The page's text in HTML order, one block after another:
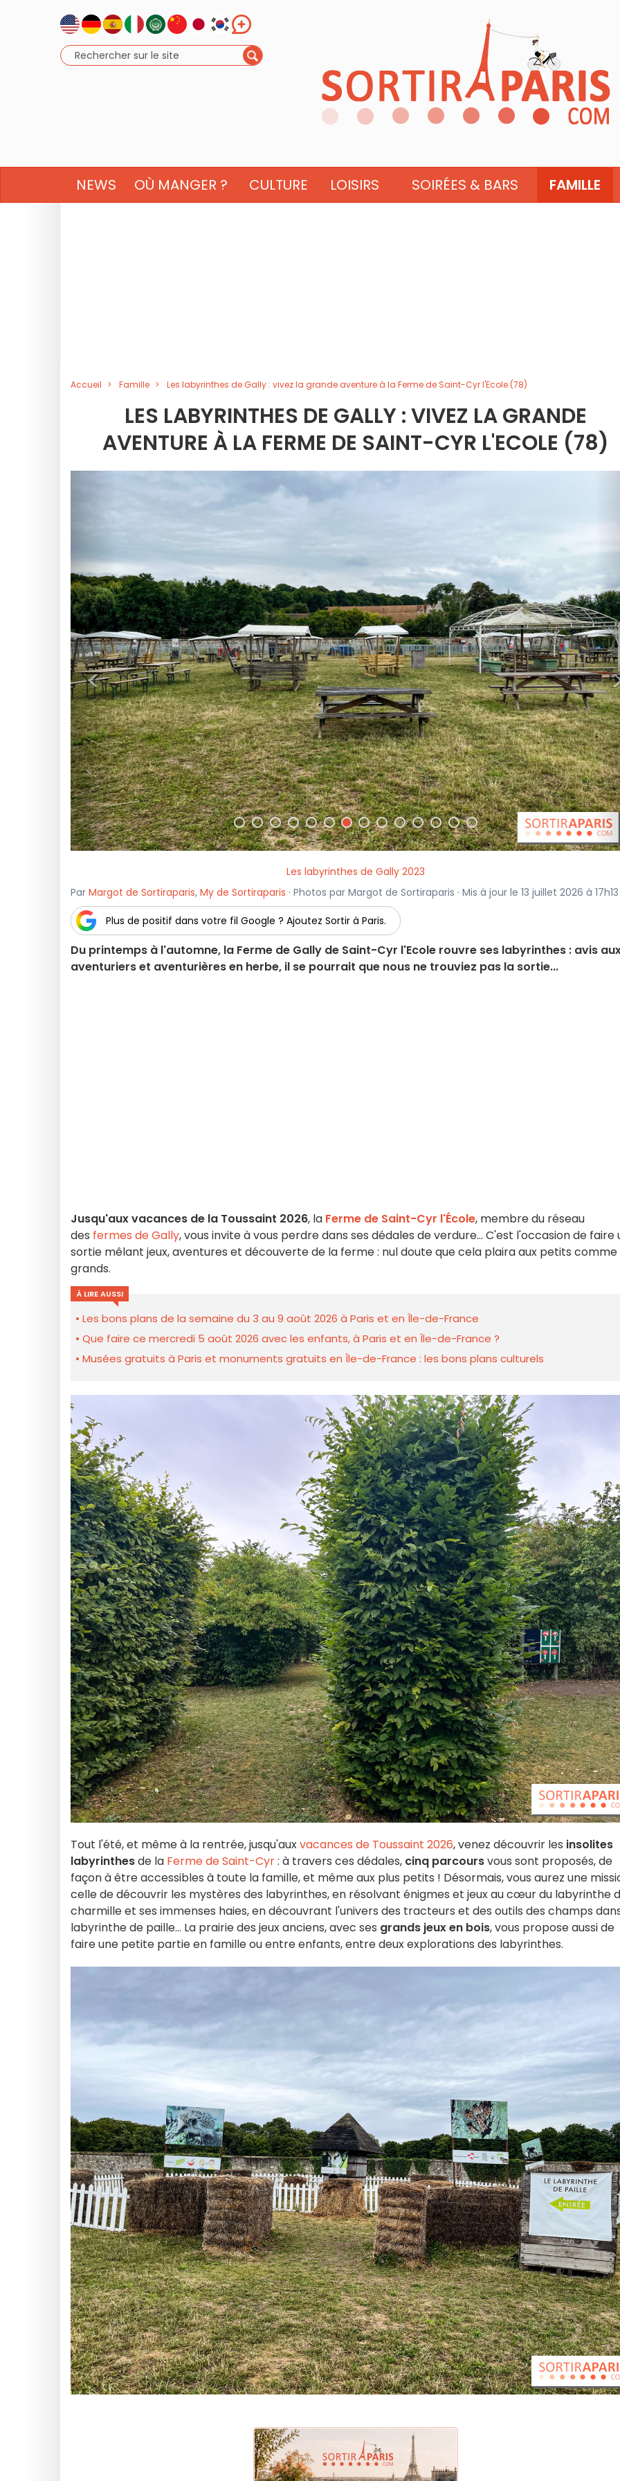
NEWS OÙ MANGER ? CULTURE LOISIRS SOIRÉES & BARS FAMILLE
Accueil Famille Les labyrinthes de Gally : vivez la grande aventure à la Ferme de Saint-Cyr l'Ecole (78)
LES LABYRINTHES DE GALLY : VIVEZ LA GRANDE
AVENTURE À LA FERME DE SAINT-CYR L'ECOLE (78)
<
Les labyrinthes de Gally 2023
Par Margot de Sortiraparis, My de Sortiraparis · Photos par Margot de Sortiraparis · Mis à jour le 13 juillet 2026 à 17h13
Plus de positif dans votre fil Google ? Ajoutez Sortir à Paris.
Du printemps à l'automne, la Ferme de Gally de Saint-Cyr l'Ecole rouvre ses labyrinthes : avis
aventuriers et aventurières en herbe, il se pourrait que nous ne trouviez pas la sortie...
Jusqu'aux vacances de la Toussaint 2026, la Ferme de Saint-Cyr l'École, membre du réseau
des fermes de Gally, vous invite à vous perdre dans ses dédales de verdure... C'est l'occasion de faire
sortie mêlant jeux, aventures et découverte de la ferme : nul doute que cela plaira aux petits comme
grands.
À LIRE AUSSI
Les bons plans de la semaine du 3 au 9 août 2026 à Paris et en Île-de-France
Que faire ce mercredi 5 août 2026 avec les enfants, à Paris et en Île-de-France ?
Musées gratuits à Paris et monuments gratuits en Île-de-France : les bons plans culturels
Tout l'été, et même à la rentrée, jusqu'auxvacances de Toussaint 2026, venez découvrir les insolites
labyrinthesde la Ferme de Saint-Cyr: à travers ces dédales, cinq parcoursvous sont proposés, de
façon à être accessibles à toute la famille, et même aux plus petits ! Désormais, vous aurez une
celle de découvrir les mystères des labyrinthes, en résolvant énigmes et jeux au cœur du labyrinthe
charmille et ses immenses haies, en découvrant l'univers des tracteurs et des outils des champs
labyrinthe de paille... La prairie des jeux anciens, avec ses grands jeux en bois, vous propose aussi de
faire une petite partie en famille ou entre enfants, entre deux explorations des labyrinthes.